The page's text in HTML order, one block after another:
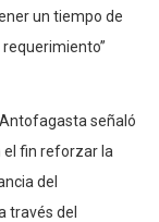
un tiempo de
señaló
el fin reforzar la
del
través del